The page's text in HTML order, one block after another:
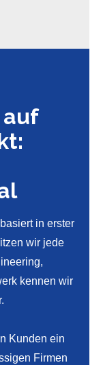
auf
in erster
wir jede
kennen wir
Kunden ein
Firmen